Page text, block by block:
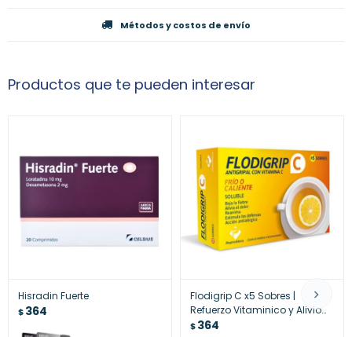
Métodos y costos de envío
Productos que te pueden interesar
Hisradin Fuerte
$364
Flodigrip C x5 Sobres |
Refuerzo Vitaminico y Alivio
de Síntomas de Resfrío
$364